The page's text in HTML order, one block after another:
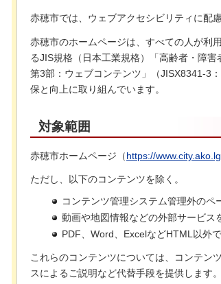
赤穂市では、ウェブアクセシビリティに配
赤穂市のホームページは、すべての人が利
るJIS規格（日本工業規格）「高齢者・障
第3部：ウェブコンテンツ」（JISX8341-3
保と向上に取り組んでいます。
対象範囲
赤穂市ホームページ（https://
ただし、以下のコンテンツを除く。
コンテンツ管理システム管理外のペ
動画や地図情報などの外部サービス
PDF、Word、ExcelなどHTML以外
これらのコンテンツについては、コンテン
スによるご説明など代替手段を提供します。